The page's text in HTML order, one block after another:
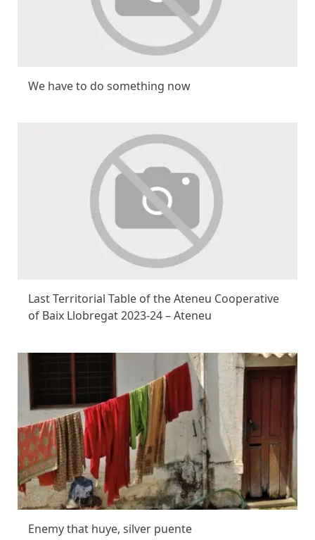
We have to do something now
Last Territorial Table of the Ateneu Cooperative
of Baix Llobregat 2023-24 – Ateneu
Enemy that huye, silver puente